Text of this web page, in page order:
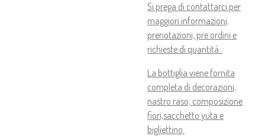
Si prega di contattarci per
maggiori informazioni,
prenotazioni, pre ordini e
richieste di quantità .
La bottiglia viene fornita
completa di decorazioni,
nastro raso, composizione
fiori,sacchetto yuta e
bigliettino.